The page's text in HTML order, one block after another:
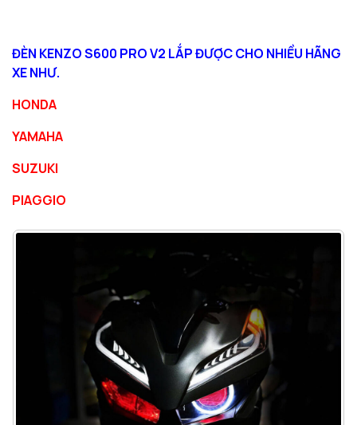
ĐÈN KENZO S600 PRO V2 LẮP ĐƯỢC CHO NHIỀU HÃNG
XE NHƯ.
HONDA
YAMAHA
SUZUKI
PIAGGIO